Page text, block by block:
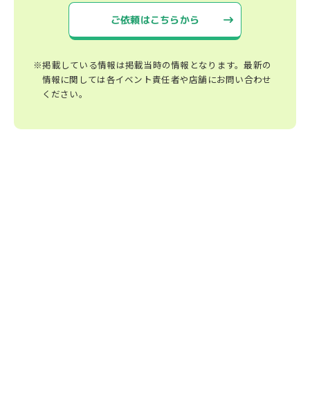
ご依頼はこちらから
※掲載している情報は掲載当時の情報となります。最新の
情報に関しては各イベント責任者や店舗にお問い合わせ
ください。